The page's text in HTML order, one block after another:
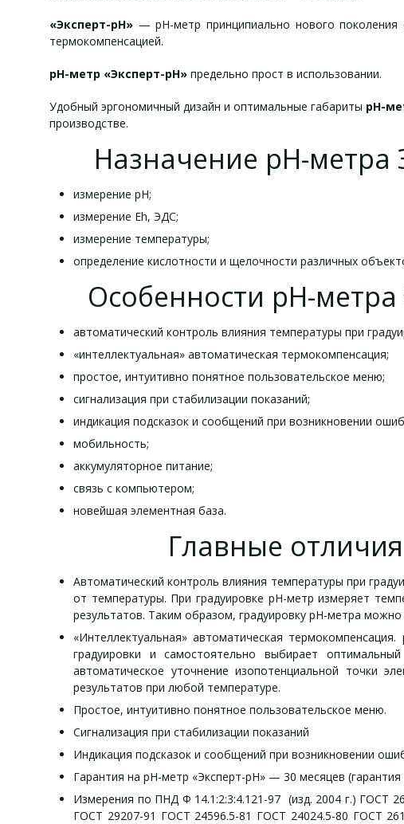
«Эксперт-рН» — рН-метр принципиально нового поколения
термокомпенсацией.
рН-метр «Эксперт-рН» предельно прост в использовании.
Удобный эргономичный дизайн и оптимальные габариты рН-
производстве.
Назначение рН-метра
измерение рН;
измерение Eh, ЭДС;
измерение температуры;
определение кислотности и щелочности различных
Особенности рН-
автоматический контроль влияния температуры при
«интеллектуальная» автоматическая термокомпенсация;
простое, интуитивно понятное пользовательское меню;
сигнализация при стабилизации показаний;
индикация подсказок и сообщений при возникновении
мобильность;
аккумуляторное питание;
связь с компьютером;
новейшая элементная база.
Главные
Автоматический контроль влияния температуры при
от температуры. При градуировке рН-метр измеряет
результатов. Таким образом, градуировку рН-метра
«Интеллектуальная» автоматическая
градуировки и самостоятельно выбирает
автоматическое уточнение изопотенциальной точки
результатов при любой температуре.
Простое, интуитивно понятное пользовательское меню.
Сигнализация при стабилизации показаний
Индикация подсказок и сообщений при возникновении
Гарантия на рН-метр «Эксперт-рН» — 30 месяцев
Измерения по ПНД Ф 14.1:2:3:4.121-97 (изд. 2004 г.) ГОСТ
ГОСТ 29207-91 ГОСТ 24596.5-81 ГОСТ 24024.5-80 ГОСТ